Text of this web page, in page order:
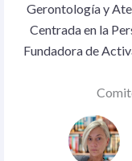
Gerontología y
Centrada en la
Fundadora de